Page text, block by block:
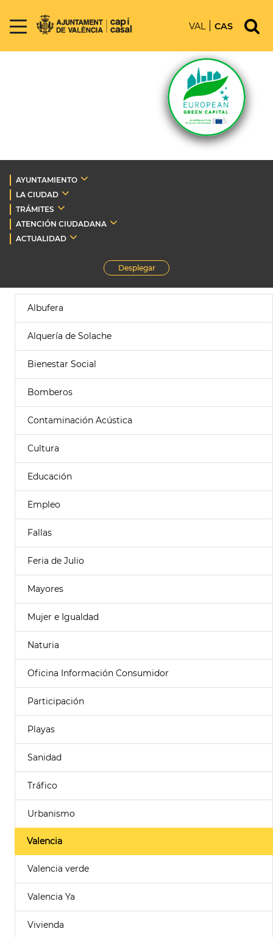
VAL CAS
AYUNTAMIENTO
LA CIUDAD
TRÁMITES
ATENCIÓN CIUDADANA
ACTUALIDAD
Desplegar
Albufera
Alquería de Solache
Bienestar Social
Bomberos
Contaminación Acústica
Cultura
Educación
Empleo
Fallas
Feria de Julio
Mayores
Mujer e Igualdad
Naturia
Oficina Información Consumidor
Participación
Playas
Sanidad
Tráfico
Urbanismo
Valencia
Valencia verde
Valencia Ya
Vivienda